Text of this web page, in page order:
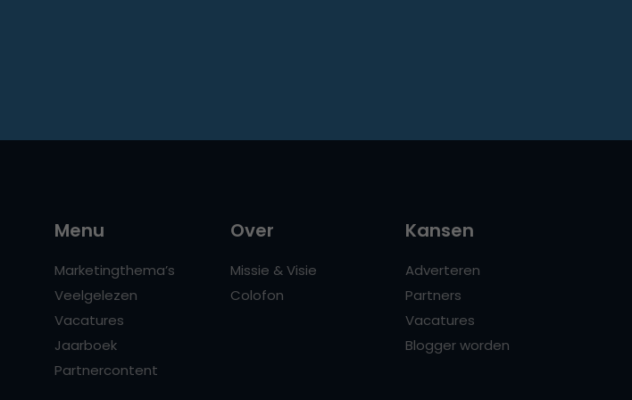
Menu
Marketingthema’s
Veelgelezen
Vacatures
Jaarboek
Partnercontent
Over
Missie & Visie
Colofon
Kansen
Adverteren
Partners
Vacatures
Blogger worden